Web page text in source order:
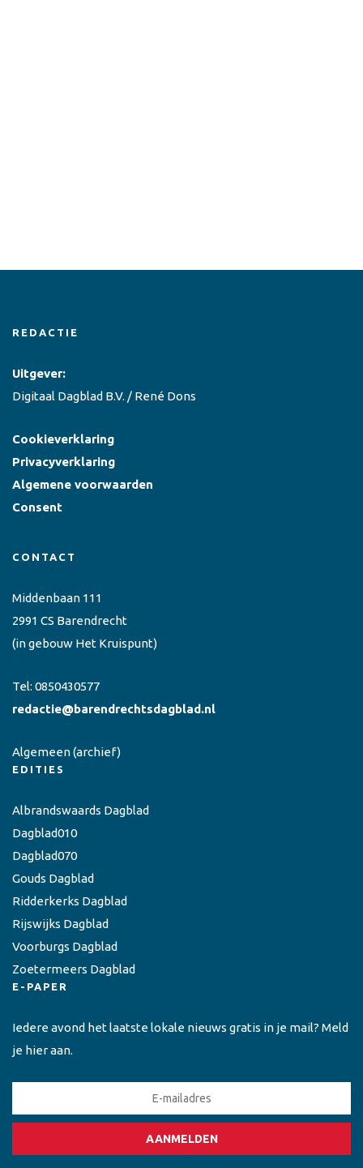
REDACTIE
Uitgever:
Digitaal Dagblad B.V. / René Dons
Cookieverklaring
Privacyverklaring
Algemene voorwaarden
Consent
CONTACT
Middenbaan 111
2991 CS Barendrecht
(in gebouw Het Kruispunt)
Tel: 0850430577
redactie@barendrechtsdagblad.nl
Algemeen(archief)
EDITIES
Albrandswaards Dagblad
Dagblad010
Dagblad070
Gouds Dagblad
Ridderkerks Dagblad
Rijswijks Dagblad
Voorburgs Dagblad
Zoetermeers Dagblad
E-PAPER
Iedere avond het laatste lokale nieuws gratis in je mail? Meld
je hier aan.